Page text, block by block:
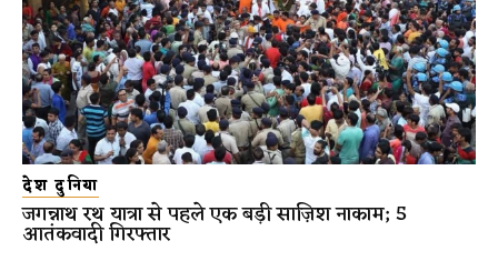
देश दुनिया
जगन्नाथ रथ यात्रा से पहले एक बड़ी साज़िश नाकाम; 5
आतंकवादी गिरफ्तार